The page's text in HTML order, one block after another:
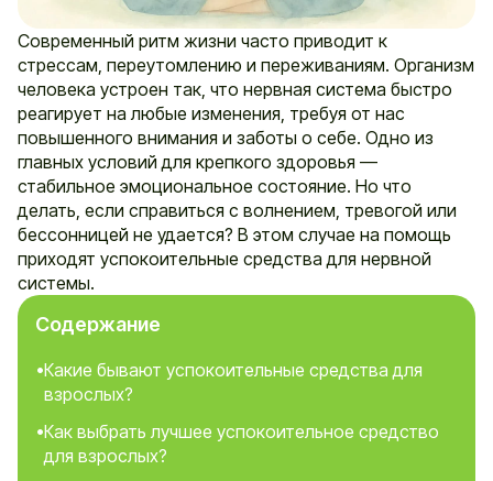
Современный ритм жизни часто приводит к
стрессам, переутомлению и переживаниям. Организм
человека устроен так, что нервная система быстро
реагирует на любые изменения, требуя от нас
повышенного внимания и заботы о себе. Одно из
главных условий для крепкого здоровья —
стабильное эмоциональное состояние. Но что
делать, если справиться с волнением, тревогой или
бессонницей не удается? В этом случае на помощь
приходят успокоительные средства для нервной
системы.
Содержание
Какие бывают успокоительные средства для
взрослых?
Как выбрать лучшее успокоительное средство
для взрослых?